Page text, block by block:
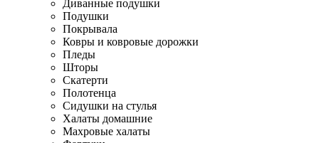
Диванные подушки
Подушки
Покрывала
Ковры и ковровые дорожки
Пледы
Шторы
Скатерти
Полотенца
Сидушки на стулья
Халаты домашние
Махровые халаты